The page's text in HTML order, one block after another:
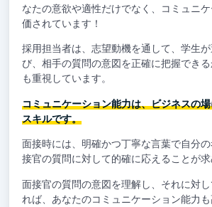
なたの意欲や適性だけでなく、コミュニ
価されています！
採用担当者は、志望動機を通して、学生
び、相手の質問の意図を正確に把握でき
も重視しています。
コミュニケーション能力は、ビジネスの
スキルです。
面接時には、明確かつ丁寧な言葉で自分
接官の質問に対して的確に応えることが求
面接官の質問の意図を理解し、それに対
れば、あなたのコミュニケーション能力